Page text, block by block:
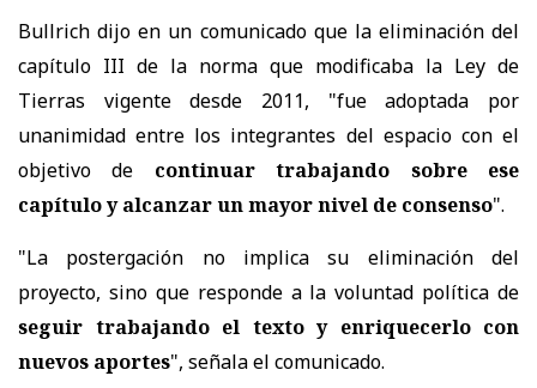
Bullrich dijo en un comunicado que la eliminación del
capítulo III de la norma que modificaba la Ley de
Tierras vigente desde 2011, "fue adoptada por
unanimidad entre los integrantes del espacio con el
objetivo de continuar trabajando sobre ese
capítulo y alcanzar un mayor nivel de consenso".
"La postergación no implica su eliminación del
proyecto, sino que responde a la voluntad política de
seguir trabajando el texto y enriquecerlo con
nuevos aportes", señala el comunicado.